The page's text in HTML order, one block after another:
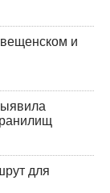
и
для